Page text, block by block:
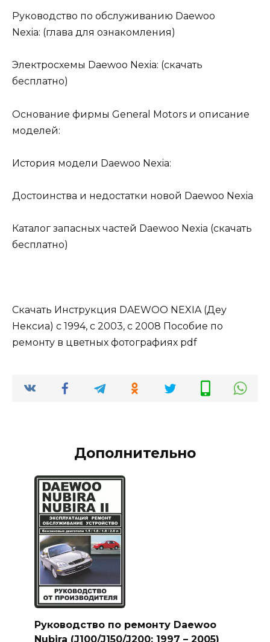
Руководство по обслуживанию Daewoo
Nexia: (глава для ознакомления)
Электросхемы Daewoo Nexia: (скачать
бесплатно)
Основание фирмы General Motors и описание
моделей:
История модели Daewoo Nexia:
Достоинства и недостатки новой Daewoo Nexia
Каталог запасных частей Daewoo Nexia (скачать
бесплатно)
Скачать Инструкция DAEWOO NEXIA (Деу
Нексиа) с 1994, с 2003, с 2008 Пособие по
ремонту в цветных фотографиях pdf
Дополнительно
Руководство по ремонту Daewoo
Nubira (J100/J150/J200; 1997 – 2005)